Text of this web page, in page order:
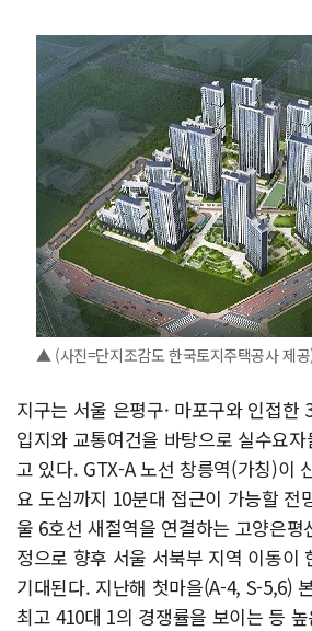
▲ (사진=단지조감도 한국토지주택공사 제
지구는 서울 은평구· 마포구와 인접한
입지와 교통여건을 바탕으로 실수요
고 있다. GTX-A 노선 창릉역(가칭)이
요 도심까지 10분대 접근이 가능할 전
울 6호선 새절역을 연결하는 고양은평
정으로 향후 서울 서북부 지역 이동이
기대된다. 지난해 첫마을(A-4, S-5,6)
최고 410대 1의 경쟁률을 보이는 등